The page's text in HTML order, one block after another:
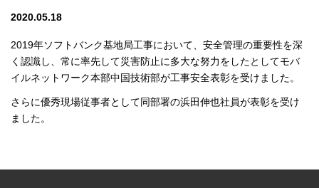
2020.05.18
2019年ソフトバンク基地局工事において、安全管理の重要性を深
く認識し、常に率先して災害防止に多大な努力をしたとしてモバ
イルネットワーク本部中国技術部が工事安全表彰を受けました。
さらに優秀現場従事者として同部署の浜田伸也社員が表彰を受け
ました。